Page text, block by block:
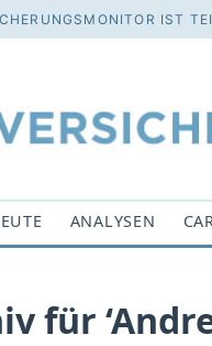
IST
ANALYSEN
für